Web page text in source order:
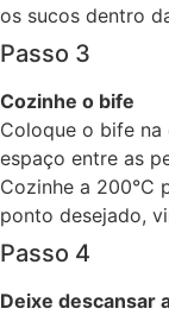
os sucos dentro
Passo 3
Cozinhe o bife
Coloque o bife
espaço entre as
Cozinhe a 200°C
ponto desejado,
Passo 4
Deixe descansar